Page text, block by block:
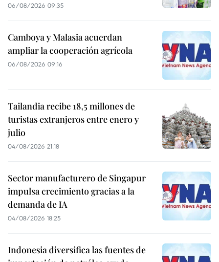
06/08/2026 09:35
Camboya y Malasia acuerdan
ampliar la cooperación agrícola
06/08/2026 09:16
Tailandia recibe 18,5 millones de
turistas extranjeros entre enero y
julio
04/08/2026 21:18
Sector manufacturero de Singapur
impulsa crecimiento gracias a la
demanda de IA
04/08/2026 18:25
Indonesia diversifica las fuentes de